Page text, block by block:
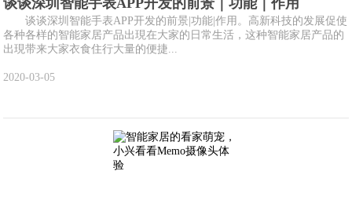
谈谈深圳智能手表APP开发的前景｜功能｜作用
谈谈深圳智能手表APP开发的前景|功能|作用。高新科技的发展促使
各种各样的智能家居产品出現在大家的日常生活，这种智能家居产品的
出現带来大家衣食住行大量的便捷...
2020-03-05